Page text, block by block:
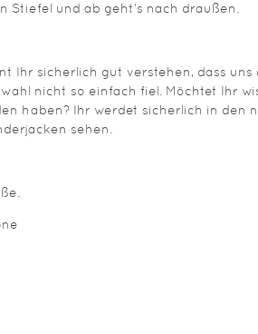
Stiefel und ab geht’s nach draußen.
Ihr sicherlich gut verstehen, dass
nicht so einfach fiel. Möchtet Ihr
haben? Ihr werdet sicherlich in den
sehen.